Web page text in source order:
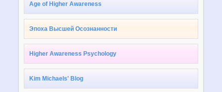
Age of Higher Awareness
Эпоха Высшей Осознанности
Higher Awareness Psychology
Kim Michaels' Blog